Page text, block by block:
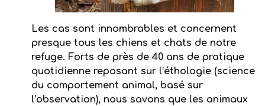
Les cas sont innombrables et concernent
presque tous les chiens et chats de notre
refuge. Forts de près de 40 ans de pratique
quotidienne reposant sur l’éthologie (science
du comportement animal, basé sur
l’observation), nous savons que les animaux